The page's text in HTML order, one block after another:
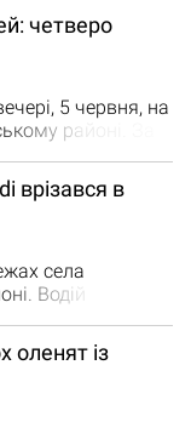
Як
Державної
горіла
четверо
5 червня, на
районі. За
частину,
ДСНС Києва.
ще троє
опинився
врізався в
села
Водій
у поліції
що 42-річний
з
у дерево.
оленят із